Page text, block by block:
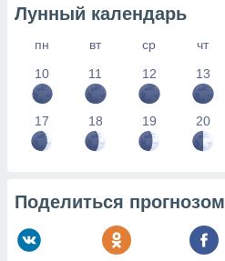
Лунный календарь
пн вт ср чт
10
11 12 13
17 18 19 20
Поделиться прогнозом